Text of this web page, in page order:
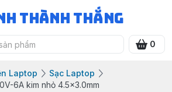
Thành Thắng
0
Laptop
Sạc Laptop
6A kim nhỏ 4.5x3.0mm